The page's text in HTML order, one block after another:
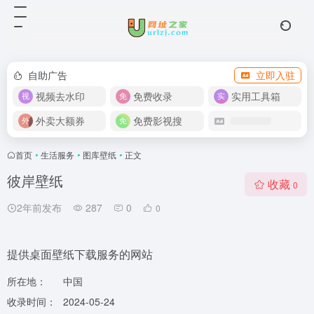
自助广告
立即入驻
视频去水印
免费收录
实用工具箱
外卖大额券
免费影视搜
首页 • 生活服务 • 图库壁纸 • 正文
彼岸壁纸
2年前发布 287 0 0
收藏 0
提供桌面壁纸下载服务的网站
所在地：
中国
收录时间：
2024-05-24